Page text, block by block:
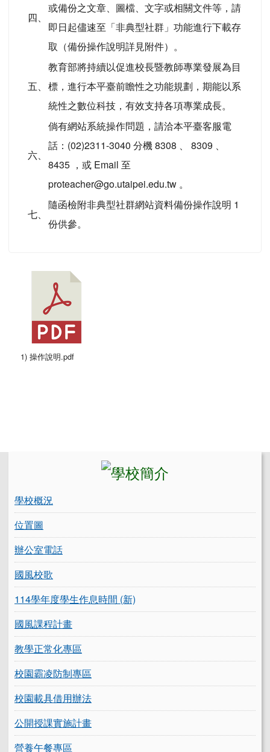
四、
或備份之文章、圖檔、文字或相關文件等，請
即日起儘速至「非典型社群」功能進行下載存
取（備份操作說明詳見附件）。
五、
教育部將持續以促進校長暨教師專業發展為目
標，進行本平臺前瞻性之功能規劃，期能以系
統性之數位科技，有效支持各項專業成長。
六、
倘有網站系統操作問題，請洽本平臺客服電
話：(02)2311-3040 分機 8308 、 8309 、
8435 ，或 Email 至
proteacher@go.utaipei.edu.tw 。
七、
隨函檢附非典型社群網站資料備份操作說明 1
份供參。
1) 操作說明.pdf
學校概況
位置圖
辦公室電話
國風校歌
114學年度學生作息時間 (新)
國風課程計畫
教學正常化專區
校園霸凌防制專區
校園載具借用辦法
公開授課實施計畫
營養午餐專區